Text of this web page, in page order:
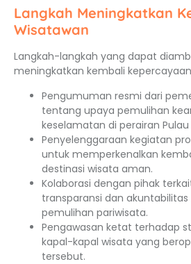
Langkah Meningkatkan
Wisatawan
Langkah-langkah yang dapat
meningkatkan kembali
Pengumuman resmi dari
tentang upaya pemulihan
keselamatan di perairan Pulau
Penyelenggaraan kegiatan
untuk memperkenalkan
destinasi wisata aman.
Kolaborasi dengan pihak
transparansi dan
pemulihan pariwisata.
Pengawasan ketat terhadap
kapal-kapal wisata yang
tersebut.